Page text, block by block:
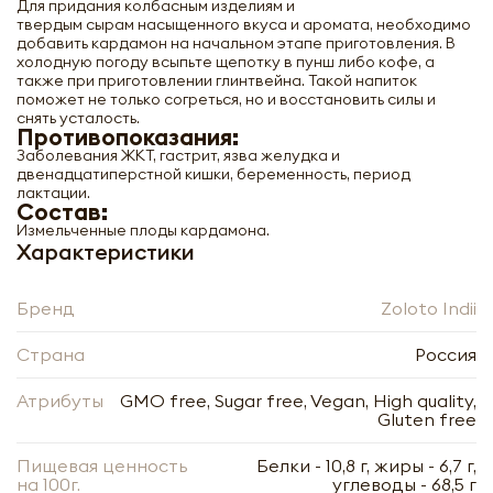
Для придания колбасным изделиям и
твердым сырам насыщенного вкуса и аромата, необходимо
добавить кардамон на начальном этапе приготовления. В
холодную погоду всыпьте щепотку в пунш либо кофе, а
также при приготовлении глинтвейна. Такой напиток
поможет не только согреться, но и восстановить силы и
снять усталость.
Противопоказания:
Заболевания ЖКТ, гастрит, язва желудка и
двенадцатиперстной кишки, беременность, период
лактации.
Состав:
Измельченные плоды кардамона.
Характеристики
Бренд Zoloto Indii
Страна Россия
Атрибуты
GMO free, Sugar free, Vegan, High quality,
Gluten free
Пищевая ценность
на 100г.
Белки - 10,8 г, жиры - 6,7 г,
углеводы - 68,5 г
Нажимая кнопку «Отправить», я даю своё согласие
-
на обработку моих персональных данных, в